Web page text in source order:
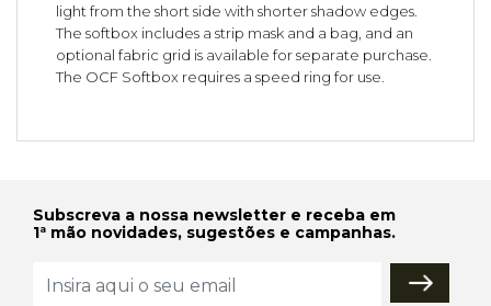
light from the short side with shorter shadow edges.
The softbox includes a strip mask and a bag, and an
optional fabric grid is available for separate purchase.
The OCF Softbox requires a speed ring for use.
Subscreva a nossa newsletter e receba em
1ª mão novidades, sugestões e campanhas.